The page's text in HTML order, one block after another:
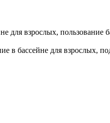
для взрослых, пользование
в бассейне для взрослых,